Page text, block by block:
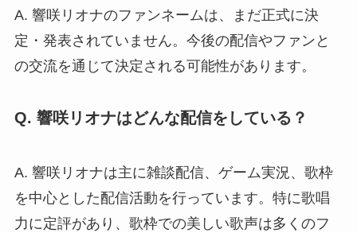
A. 響咲リオナのファンネームは、まだ正式に決
定・発表されていません。今後の配信やファンと
の交流を通じて決定される可能性があります。
Q. 響咲リオナはどんな配信をしている？
A. 響咲リオナは主に雑談配信、ゲーム実況、歌枠
を中心とした配信活動を行っています。特に歌唱
力に定評があり、歌枠での美しい歌声は多くのフ